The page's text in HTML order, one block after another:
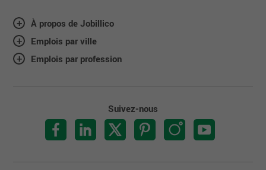
À propos de Jobillico
Emplois par ville
Emplois par profession
Suivez-nous